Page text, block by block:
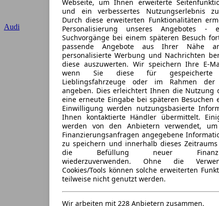
Audi
Webseite, um Ihnen erweiterte
und ein verbessertes Nutzungserlebnis
Durch diese erweiterten Funktionalitäten
Personalisierung unseres Angebotes
Suchvorgänge bei einem späteren Besuch
passende Angebote aus Ihrer Nähe
personalisierte Werbung und Nachrichten
diese auszuwerten. Wir speichern Ihre E-
wenn Sie diese für gespeicherte
Lieblingsfahrzeuge oder im Rahmen der
angeben. Dies erleichtert Ihnen die Nutzung
eine erneute Eingabe bei späteren
Einwilligung werden nutzungsbasierte
Ihnen kontaktierte Händler übermittelt.
werden von den Anbietern verwendet,
Finanzierungsanfragen angegebene
zu speichern und innerhalb dieses
die Befüllung neuer
wiederzuverwenden. Ohne die
Cookies/Tools können solche erweiterten
teilweise nicht genutzt werden.
Wir arbeiten mit 228 Anbietern zusammen.